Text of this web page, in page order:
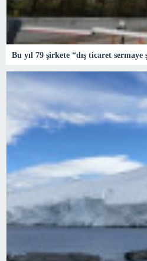
Bu yıl 79 şirkete “dış ticaret